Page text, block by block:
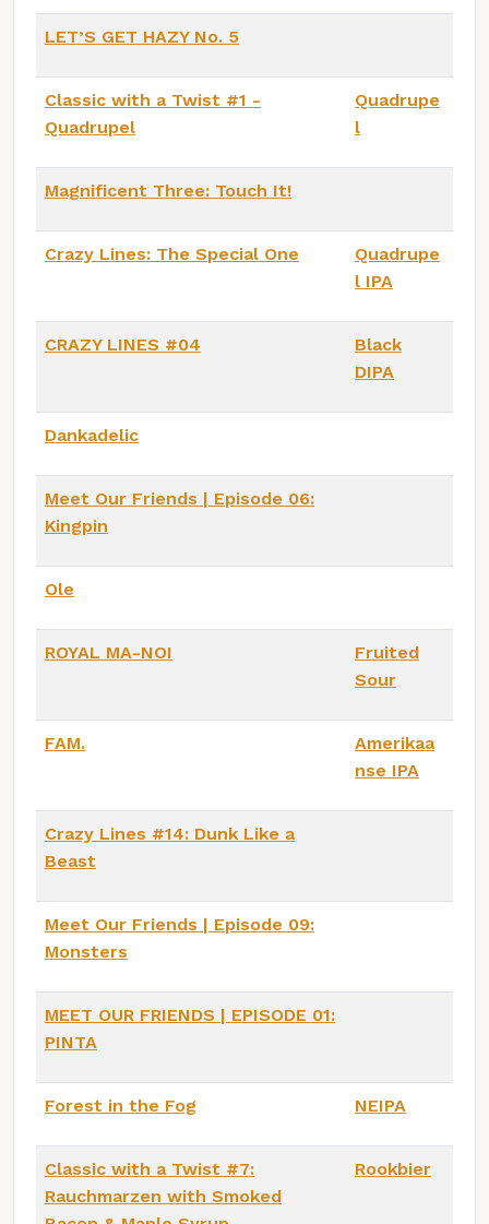
LET’S GET HAZY No. 5
Classic with a Twist #1 -
Quadrupel
Quadrupe
l
Magnificent Three: Touch It!
Crazy Lines: The Special One
Quadrupe
l IPA
CRAZY LINES #04
Black
DIPA
Dankadelic
Meet Our Friends | Episode 06:
Kingpin
Ole
ROYAL MA-NOI
Fruited
Sour
FAM.
Amerikaa
nse IPA
Crazy Lines #14: Dunk Like a
Beast
Meet Our Friends | Episode 09:
Monsters
MEET OUR FRIENDS | EPISODE 01:
PINTA
Forest in the Fog NEIPA
Classic with a Twist #7:
Rauchmarzen with Smoked
Rookbier